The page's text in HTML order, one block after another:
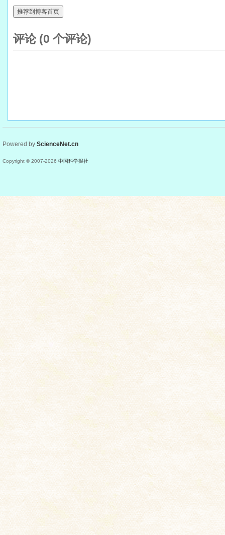
推荐到博客首页
评论 (0 个评论)
Powered by ScienceNet.cn
Copyright © 2007-2026 中国科学报社